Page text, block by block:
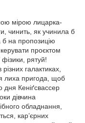
мірою лицарка-
чинить, як учинила б
б на пропозицію
проєктом
рятуй!
галактиках,
лиха пригода, щоб
дня Кеніґсвассер
дівчина
обладнання,
кар’єрних